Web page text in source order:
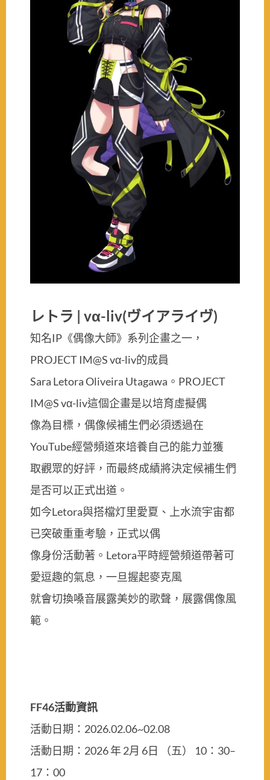
レトラ | vα-liv(ヴイアライヴ)
知名IP《偶像大師》系列企畫之一，
PROJECT IM@S vα-liv的成員
Sara Letora Oliveira Utagawa。PROJECT
IM@S vα-liv這個企畫是以培育虛擬偶
像為目標，偶像候補生們必須透過在
YouTube經營頻道來培養自己的能力並獲
取觀眾的好評，而最終成績將決定候補生們
是否可以正式出道。
如今Letora與搭檔灯里愛夏、上水流宇宙都
已突破重重考驗，正式以偶
像身份活動著。Letora平時經營頻道帶著可
愛逗趣的氣息，一旦握起麥克風
就會切換嗓音展露美妙的歌聲，展露偶像風
範。
FF46活動資訊
活動日期：2026.02.06~02.08
活動日期：2026 年 2月 6日 （五） 10：30–
17：00